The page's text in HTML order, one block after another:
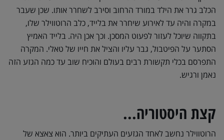
הכלב גרר את הילד במורד הרחוב וסירב לשחרר אותו. שכן שעבר
במקרה והיה עד לאירוע שיחרר את בלייד, כלב הרוטווילר שלו,
בתקווה שיוכל לעזור לפעוט המסכן. וכך אכן היה. בלייד האמיץ
הסתער על הפיטבול, גבר עליו והציל את חייו של טאלי. המקרה
התפרסם בכלי תקשורת רבים בעולם והוכיח שוב עד כמה הגזע הזה
נאמן ורגיש.
קצת היסטוריה...
הרוטווילר נחשב לאחד הגזעים העתיקים ביותר. הוא צאצא של